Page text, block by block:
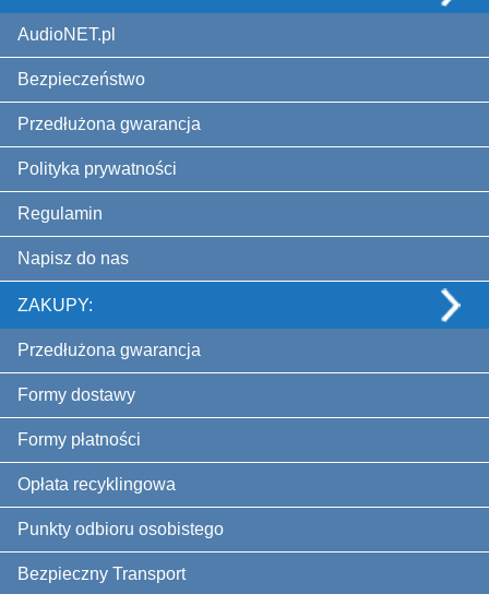
AudioNET.pl
Bezpieczeństwo
Przedłużona gwarancja
Polityka prywatności
Regulamin
Napisz do nas
ZAKUPY:
Przedłużona gwarancja
Formy dostawy
Formy płatności
Opłata recyklingowa
Punkty odbioru osobistego
Bezpieczny Transport